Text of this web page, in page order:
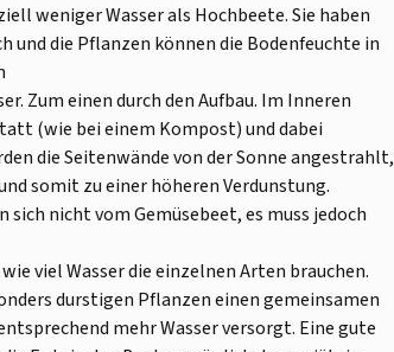
weniger Wasser als Hochbeete. Sie haben
und die Pflanzen können die Bodenfeuchte in
Zum einen durch den Aufbau. Im Inneren
(wie bei einem Kompost) und dabei
die Seitenwände von der Sonne angestrahlt,
somit zu einer höheren Verdunstung.
nicht vom Gemüsebeet, es muss jedoch
viel Wasser die einzelnen Arten brauchen.
durstigen Pflanzen einen gemeinsamen
mehr Wasser versorgt. Eine gute